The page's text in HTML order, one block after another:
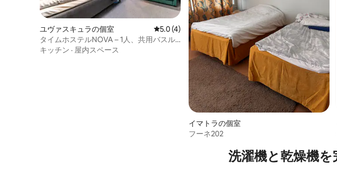
ユヴァスキュラの個室 レビュー4件、5つ星中5.0つ星の平均評価
5.0 (4)
タイムホステルNOVA – 1人、共用バスル
ーム
キッチン · 屋内スペース
イマトラの個室
フーネ202
洗濯機と乾燥機